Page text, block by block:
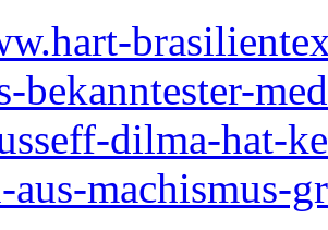
bekanntester-
dilma-hat-
aus-machismus-